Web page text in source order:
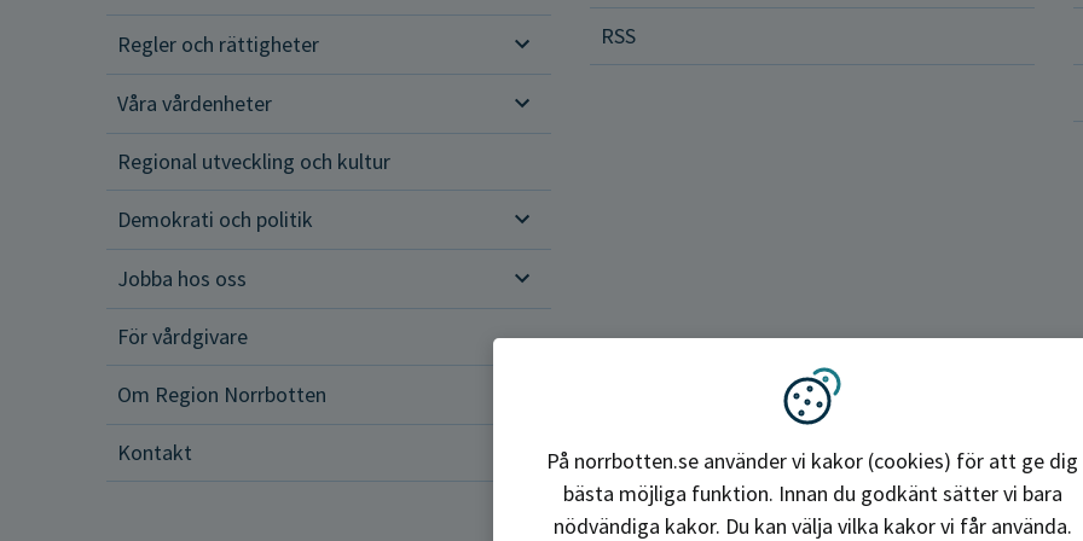
Regler och rättigheter
Regler och rättigheter
Våra vårdenheter
Regional utveckling och kultur
Demokrati och politik
Jobba hos oss
För vårdgivare
Om Region Norrbotten
Kontakt
RSS
Vi använder kakor
På norrbotten.se använder vi kakor (cookies) för att ge dig
bästa möjliga funktion. Innan du godkänt sätter vi bara
nödvändiga kakor. Du kan välja vilka kakor vi får använda.